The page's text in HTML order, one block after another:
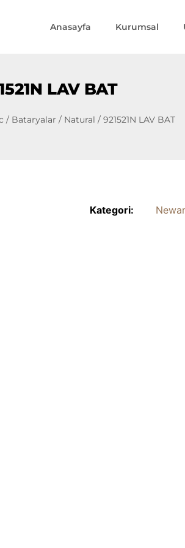
Anasayfa Kurumsal
LAV BAT
/ Bataryalar / Natural / 921521N LAV BAT
Kategori: